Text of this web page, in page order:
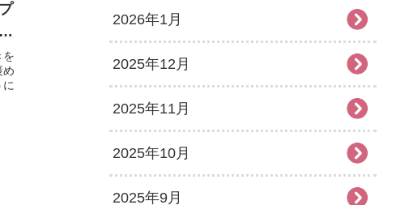
を
め
に
2026年1月
2025年12月
2025年11月
2025年10月
2025年9月